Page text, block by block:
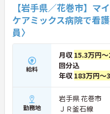
【岩手県／花巻市】
ケアミックス病院で看
員〉
給料
月収 15.3万円
回分込
年収 183万円～
勤務地
岩手県 花巻市
ＪＲ釜石線